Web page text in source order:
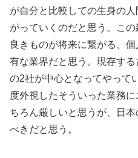
が自分と比較しての生身の
がっていくのだと思う。こ
良きものが将来に繋がる、
有な業界だと思う。現存す
の2社が中心となってやって
度外視したそういった業務
ちろん厳しいと思うが、日
べきだと思う。